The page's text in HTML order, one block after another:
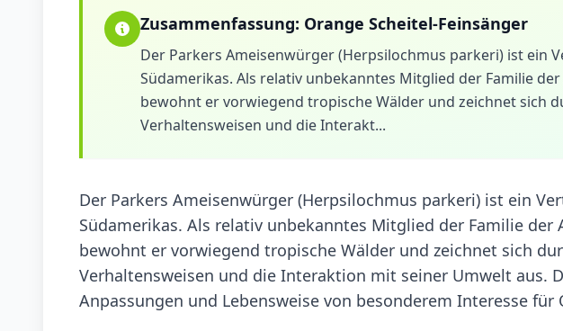
Zusammenfassung: Orange Scheitel-Feinsänger
Der Parkers Ameisenwürger (Herpsilochmus parkeri) ist ein
Südamerikas. Als relativ unbekanntes Mitglied der Familie
bewohnt er vorwiegend tropische Wälder und zeichnet sich
Verhaltensweisen und die Interakt...
Der Parkers Ameisenwürger (Herpsilochmus parkeri) ist ein
Südamerikas. Als relativ unbekanntes Mitglied der Familie der
bewohnt er vorwiegend tropische Wälder und zeichnet sich
Verhaltensweisen und die Interaktion mit seiner Umwelt aus.
Anpassungen und Lebensweise von besonderem Interesse